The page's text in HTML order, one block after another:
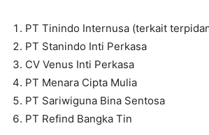
PT Tinindo Internusa (terkait
PT Stanindo Inti Perkasa
CV Venus Inti Perkasa
PT Menara Cipta Mulia
PT Sariwiguna Bina Sentosa
PT Refind Bangka Tin